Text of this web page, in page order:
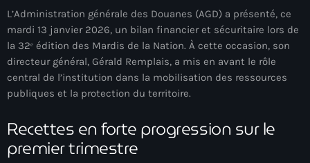
Actualités
Blog Grid Sidebar
Contact
Archives
L’Administration générale des Douanes (AGD) a présenté, ce
mardi 13 janvier 2026, un bilan financier et sécuritaire lors de
la 32ᵉ édition des Mardis de la Nation. À cette occasion, son
directeur général, Gérald Remplais, a mis en avant le rôle
central de l’institution dans la mobilisation des ressources
publiques et la protection du territoire.
Recettes en forte progression sur le
premier trimestre